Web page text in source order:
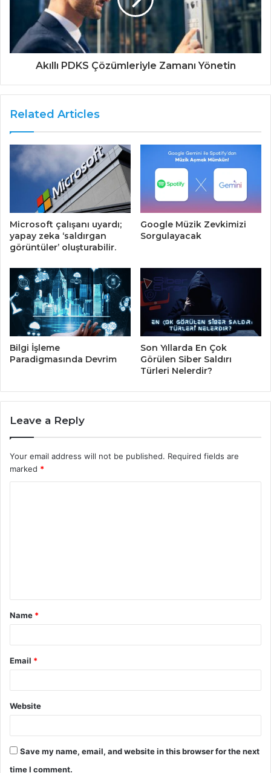
Akıllı PDKS Çözümleriyle Zamanı Yönetin
Related Articles
Microsoft çalışanı uyardı;
yapay zeka ‘saldırgan
görüntüler’ oluşturabilir.
Google Müzik Zevkimizi
Sorgulayacak
Bilgi İşleme
Paradigmasında Devrim
Son Yıllarda En Çok
Görülen Siber Saldırı
Türleri Nelerdir?
Leave a Reply
Your email address will not be published. Required fields are
marked *
t
*
Name *
Email *
Website
Save my name, email, and website in this browser for the next
time I comment.